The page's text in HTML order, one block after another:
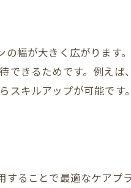
支援活用のステップ
支援B型サービスの魅力
広がるパソコン作業の
のB型事業所の探し方
と生活支援の両立を実現
幅が大きく広がります
きるためです。例えば
キルアップが可能で
ることで最適なケアプ